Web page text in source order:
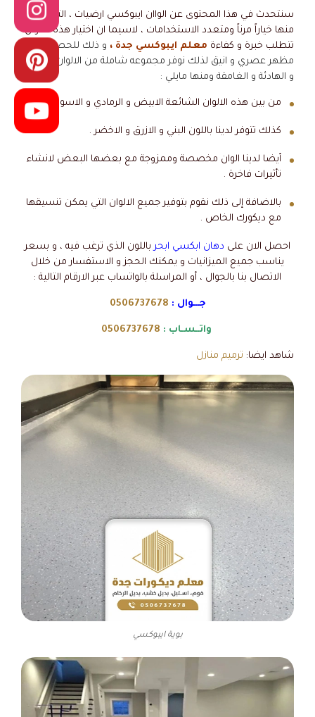
سنتحدث في هذا المحتوى عن الواان ايبوكسي ارضيات ، التي يجعل
منها خياراً مرناً ومتعدد الاستخدامات ، لاسيما ان اختيار هذه الالوان
تتطلب خبرة و كفاءة معلم ايبوكسي جدة ، و ذلك للحصول على
مظهر عصري و انيق لذلك نوفر مجموعه شاملة من الالوان الخافتة
و الهادئة و الغامقة ومنها مايلي :
من بين هذه الالوان الشائعة الابيض و الرمادي و الاسود .
كذلك تتوفر لدينا باللون البني و الازرق و الاخضر .
أيضا لدينا الوان مخصصة وممزوجة مع بعضها البعض لانشاء
تأثيرات فاخرة .
بالاضافة إلى ذلك نقوم بتوفير جميع الالوان التي يمكن تنسيقها
مع ديكورك الخاص .
احصل الان على دهان ابكسي ابحرباللون الذي ترغب فيه ، و بسعر
يناسب جميع الميزانيات و يمكنك الحجز و الاستفسار من خلال
الاتصال بنا بالجوال ، أو المراسلة بالواتساب عبر الارقام التالية :
جـــوال : 0506737678
واتــسـاب : 0506737678
شاهد ايضا: ترميم منازل
بوية ايبوكسي